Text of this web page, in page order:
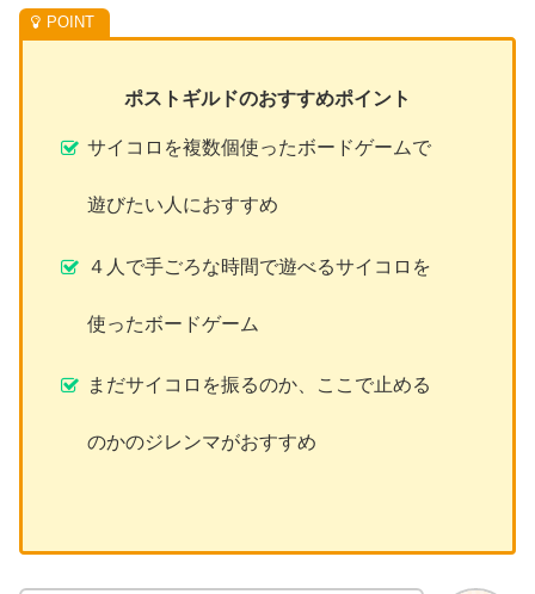
ポストギルドのおすすめポイント
サイコロを複数個使ったボードゲームで
遊びたい人におすすめ
４人で手ごろな時間で遊べるサイコロを
使ったボードゲーム
まだサイコロを振るのか、ここで止める
のかのジレンマがおすすめ